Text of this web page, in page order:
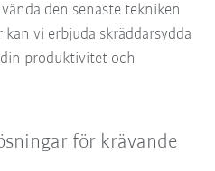
den senaste tekniken
vi erbjuda skräddarsydda
produktivitet och
för krävande